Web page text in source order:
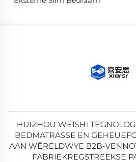
HUIZHOU WEISHI
BEDMATRASSE EN
AAN WÊRELDWYE B2B-
FABRIEKREGSTREEKSE